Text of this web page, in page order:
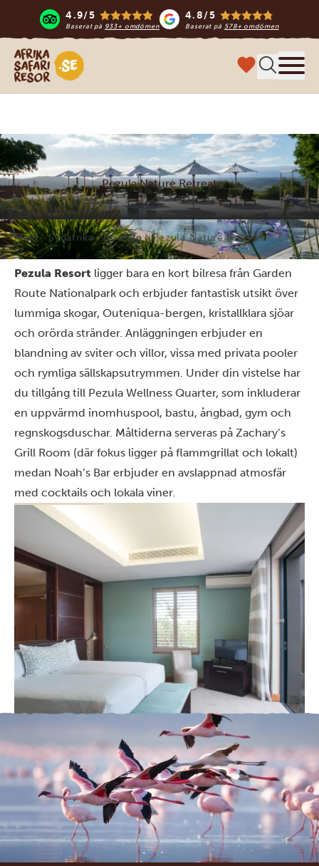
4.9/5
Baserat på 933+ omdömen
4.8/5
Baserat på 578+ omdömen
Safari-resor i Afrika
Pezula Nature Retreat
Hem Sydafrika Boende Pezula Nature Retreat
Pezula Resort ligger bara en kort bilresa från Garden
Route Nationalpark och erbjuder fantastisk utsikt över
lummiga skogar, Outeniqua-bergen, kristallklara sjöar
och orörda stränder. Anläggningen erbjuder en
blandning av sviter och villor, vissa med privata pooler
och rymliga sällskapsutrymmen. Under din vistelse har
du tillgång till Pezula Wellness Quarter, som inkluderar
en uppvärmd inomhuspool, bastu, ångbad, gym och
regnskogsduschar. Måltiderna serveras på Zachary’s
Grill Room (där fokus ligger på flammgrillat och lokalt)
medan Noah’s Bar erbjuder en avslappnad atmosfär
med cocktails och lokala viner.